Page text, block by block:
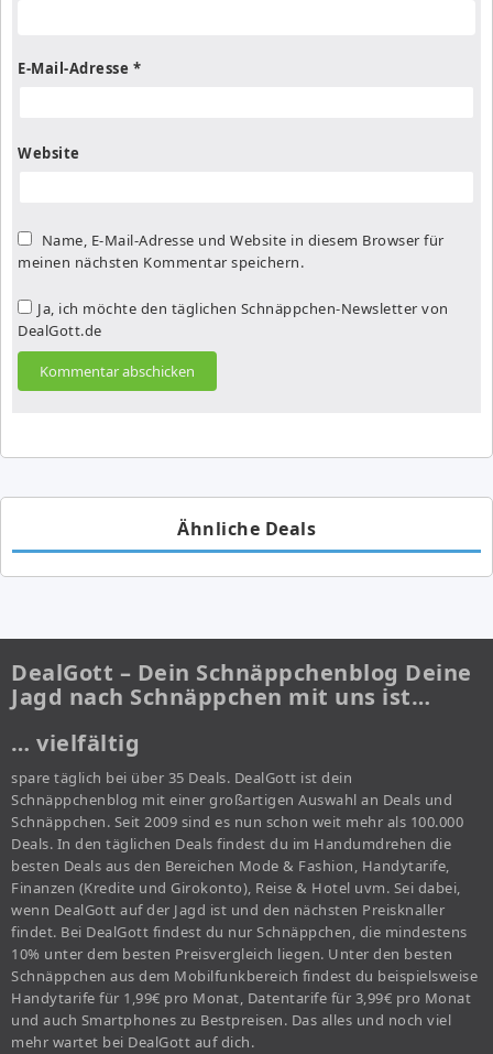
E-Mail-Adresse *
Website
Name, E-Mail-Adresse und Website in diesem Browser für
meinen nächsten Kommentar speichern.
Ja, ich möchte den täglichen Schnäppchen-Newsletter von
DealGott.de
Ähnliche Deals
DealGott – Dein Schnäppchenblog Deine
Jagd nach Schnäppchen mit uns ist…
… vielfältig
spare täglich bei über 35 Deals. DealGott ist dein
Schnäppchenblog mit einer großartigen Auswahl an Deals und
Schnäppchen. Seit 2009 sind es nun schon weit mehr als 100.000
Deals. In den täglichen Deals findest du im Handumdrehen die
besten Deals aus den Bereichen Mode & Fashion, Handytarife,
Finanzen (Kredite und Girokonto), Reise & Hotel uvm. Sei dabei,
wenn DealGott auf der Jagd ist und den nächsten Preisknaller
findet. Bei DealGott findest du nur Schnäppchen, die mindestens
10% unter dem besten Preisvergleich liegen. Unter den besten
Schnäppchen aus dem Mobilfunkbereich findest du beispielsweise
Handytarife für 1,99€ pro Monat, Datentarife für 3,99€ pro Monat
und auch Smartphones zu Bestpreisen. Das alles und noch viel
mehr wartet bei DealGott auf dich.